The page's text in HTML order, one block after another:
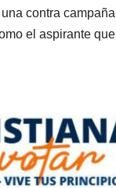
contra
el aspirante